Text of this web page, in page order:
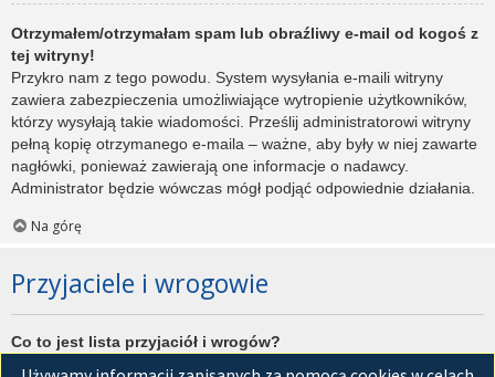
Otrzymałem/otrzymałam spam lub obraźliwy e-mail od kogoś z
tej witryny!
Przykro nam z tego powodu. System wysyłania e-maili witryny
zawiera zabezpieczenia umożliwiające wytropienie użytkowników,
którzy wysyłają takie wiadomości. Prześlij administratorowi witryny
pełną kopię otrzymanego e-maila – ważne, aby były w niej zawarte
nagłówki, ponieważ zawierają one informacje o nadawcy.
Administrator będzie wówczas mógł podjąć odpowiednie działania.
Na górę
Przyjaciele i wrogowie
Co to jest lista przyjaciół i wrogów?